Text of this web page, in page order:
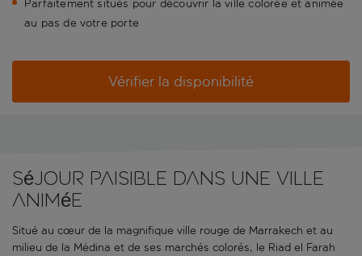
Parfaitement situés pour découvrir la ville colorée et animée
au pas de votre porte
Vérifier la disponibilité
Séjour paisible dans une ville
animée
Situé au cœur de la magnifique ville rouge de Marrakech et au
milieu de la Médina et de ses marchés colorés, le Riad el Farah